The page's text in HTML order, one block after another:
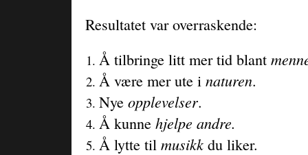
Resultatet var overraskende:
Å tilbringe litt mer tid blant
Å være mer ute inaturen.
Nyeopplevelser.
Å kunnehjelpe andre.
Å lytte tilmusikk du liker.